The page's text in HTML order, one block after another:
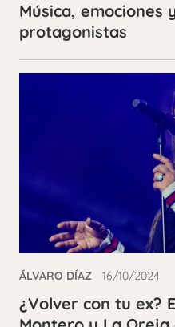
Música, emociones
protagonistas
ÁLVARO DÍAZ 16/10/2024
¿Volver con tu ex?